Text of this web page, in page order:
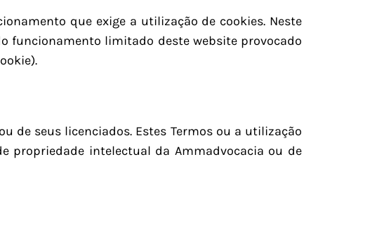
que exige a utilização de cookies. Neste
funcionamento limitado deste website provocado
de seus licenciados. Estes Termos ou a utilização
propriedade intelectual da Ammadvocacia ou de